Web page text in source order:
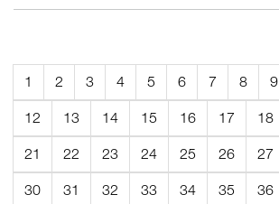
1 2 3 4 5 6 7 8 9
12 13 14 15 16 17 18
21 22 23 24 25 26 27
30 31 32 33 34 35 36